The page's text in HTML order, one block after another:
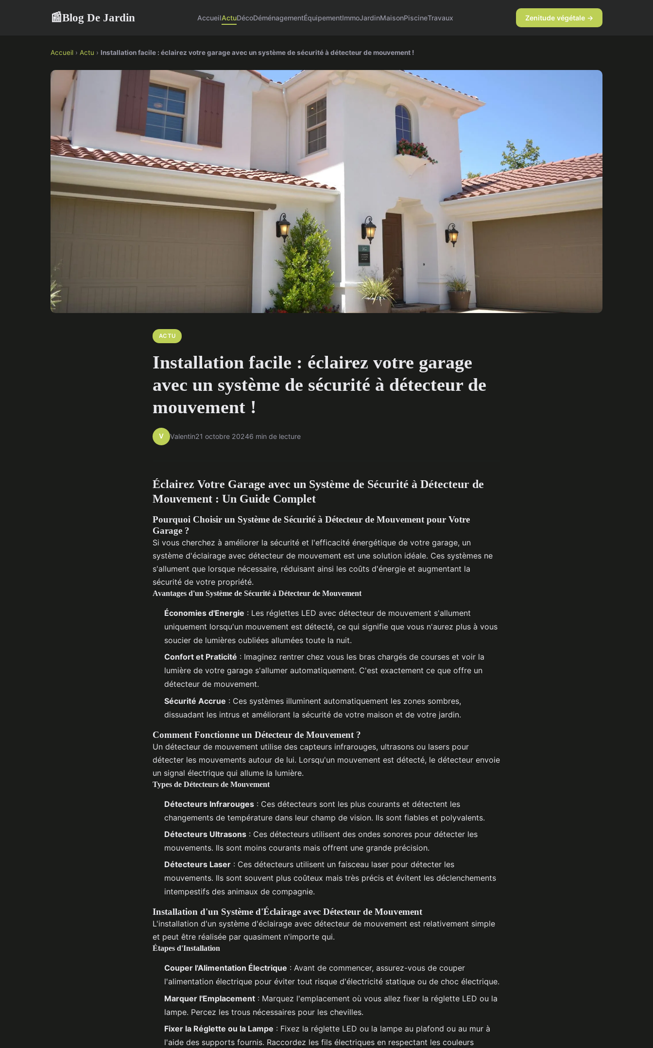
📰Blog De Jardin AccueilActuDécoDéménagementÉquipementImmoJardinMaisonPiscineTravaux Zenitude végétale →
Accueil › Actu › Installation facile : éclairez votre garage avec un système de sécurité à détecteur de mouvement !
ACTU
Installation facile : éclairez votre garage
avec un système de sécurité à détecteur de
mouvement !
V Valentin21 octobre 20246 min de lecture
Éclairez Votre Garage avec un Système de Sécurité à Détecteur de
Mouvement : Un Guide Complet
Pourquoi Choisir un Système de Sécurité à Détecteur de Mouvement pour Votre
Garage ?
Si vous cherchez à améliorer la sécurité et l'efficacité énergétique de votre garage, un
système d'éclairage avec détecteur de mouvement est une solution idéale. Ces systèmes ne
s'allument que lorsque nécessaire, réduisant ainsi les coûts d'énergie et augmentant la
sécurité de votre propriété.
Avantages d'un Système de Sécurité à Détecteur de Mouvement
Économies d'Energie : Les réglettes LED avec détecteur de mouvement s'allument
uniquement lorsqu'un mouvement est détecté, ce qui signifie que vous n'aurez plus à vous
soucier de lumières oubliées allumées toute la nuit.
Confort et Praticité : Imaginez rentrer chez vous les bras chargés de courses et voir la
lumière de votre garage s'allumer automatiquement. C'est exactement ce que offre un
détecteur de mouvement.
Sécurité Accrue : Ces systèmes illuminent automatiquement les zones sombres,
dissuadant les intrus et améliorant la sécurité de votre maison et de votre jardin.
Comment Fonctionne un Détecteur de Mouvement ?
Un détecteur de mouvement utilise des capteurs infrarouges, ultrasons ou lasers pour
détecter les mouvements autour de lui. Lorsqu'un mouvement est détecté, le détecteur envoie
un signal électrique qui allume la lumière.
Types de Détecteurs de Mouvement
Détecteurs Infrarouges : Ces détecteurs sont les plus courants et détectent les
changements de température dans leur champ de vision. Ils sont fiables et polyvalents.
Détecteurs Ultrasons : Ces détecteurs utilisent des ondes sonores pour détecter les
mouvements. Ils sont moins courants mais offrent une grande précision.
Détecteurs Laser : Ces détecteurs utilisent un faisceau laser pour détecter les
mouvements. Ils sont souvent plus coûteux mais très précis et évitent les déclenchements
intempestifs des animaux de compagnie.
Installation d'un Système d'Éclairage avec Détecteur de Mouvement
L'installation d'un système d'éclairage avec détecteur de mouvement est relativement simple
et peut être réalisée par quasiment n'importe qui.
Étapes d'Installation
Couper l'Alimentation Électrique : Avant de commencer, assurez-vous de couper
l'alimentation électrique pour éviter tout risque d'électricité statique ou de choc électrique.
Marquer l'Emplacement : Marquez l'emplacement où vous allez fixer la réglette LED ou la
lampe. Percez les trous nécessaires pour les chevilles.
Fixer la Réglette ou la Lampe : Fixez la réglette LED ou la lampe au plafond ou au mur à
l'aide des supports fournis. Raccordez les fils électriques en respectant les couleurs